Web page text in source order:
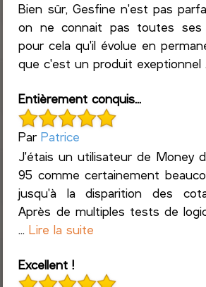
Bien sûr, Gesfine n'est pas
on ne connait pas toutes ses
pour cela qu'il évolue en
que c'est un produit exeptionnel
Entièrement conquis...
ParPatrice
J'étais un utilisateur de Money
95 comme certainement
jusqu'à la disparition des
Après de multiples tests de
...Lire la suite
Excellent !